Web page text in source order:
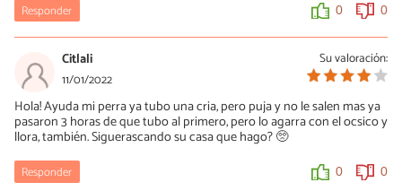
Responder 0 0
Su valoración:
Citlali
11/01/2022
Hola! Ayuda mi perra ya tubo una cria, pero puja y no le salen mas ya
pasaron 3 horas de que tubo al primero, pero lo agarra con el ocsico y
llora, también. Siguerascando su casa que hago? 🥺
Responder 0 0